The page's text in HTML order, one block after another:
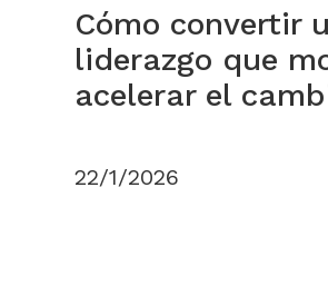
Cómo convertir
liderazgo que
acelerar el
22/1/2026